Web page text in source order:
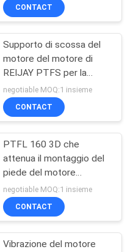
16
CONTACT
Supporto di scossa del
motore del motore di
REIJAY PTFS per la
pompa idraulica
negotiable MOQ:1 insieme
CONTACT
PTFL 160 3D che
attenua il montaggio del
piede del motore
elettrico dell'elemento
IMB5
negotiable MOQ:1 insieme
CONTACT
Vibrazione del motore